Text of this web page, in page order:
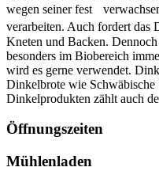
wegen seiner fest
verarbeiten. Auch fordert
Kneten und Backen.
besonders im Biobereich
wird es gerne verwendet.
Dinkelbrote wie Schwäbische
Dinkelprodukten zählt auch
Öffnungszeiten
Mühlenladen